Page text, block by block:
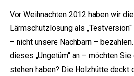
Vor Weihnachten 2012 haben wir
Lärmschutzlösung als
– nicht unsere Nachbarn –
dieses „Ungetüm“ an – möchten
stehen haben? Die Holzhütte deckt